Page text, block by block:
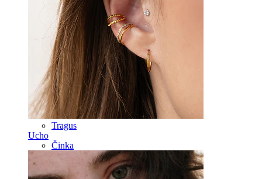
Ucho
Septum
14k Zlato
Klipsy
Labreta
Jazyk
Nos
Tragus
Činka